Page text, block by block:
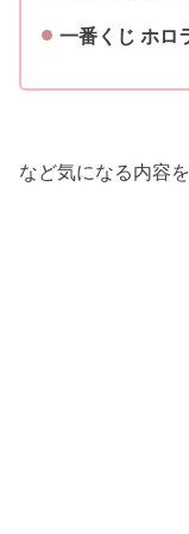
一番くじ ホロ
など気になる内容